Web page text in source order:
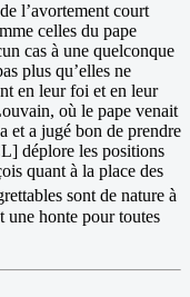
l’avortement court
celles du pape
cas à une quelconque
plus qu’elles ne
en leur foi et en leur
où le pape venait
et a jugé bon de prendre
déplore les positions
quant à la place des
sont de nature à
une honte pour toutes